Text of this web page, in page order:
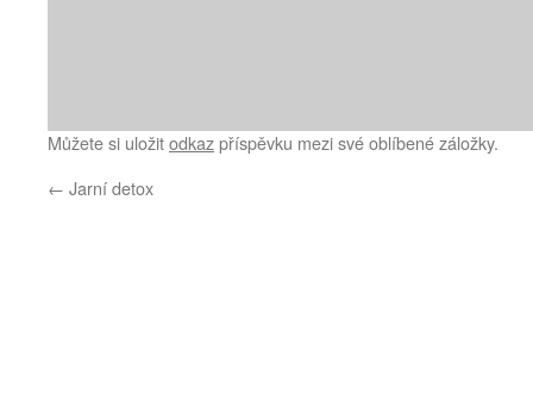
Můžete si uložitodkazpříspěvku mezi své oblíbené záložky.
← Jarní detox